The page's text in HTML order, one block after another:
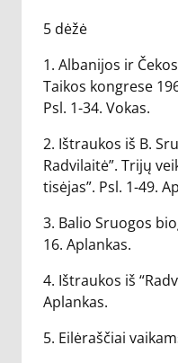
5 dėžė
1. Albanijos ir
Taikos kongrese
Psl. 1-34. Vokas.
2. Ištraukos iš B.
Radvilaitė”. Trijų
tisėjas”. Psl. 1-49.
3. Balio Sruogos
16. Aplankas.
4. Ištraukos iš
Aplankas.
5. Eilėraščiai